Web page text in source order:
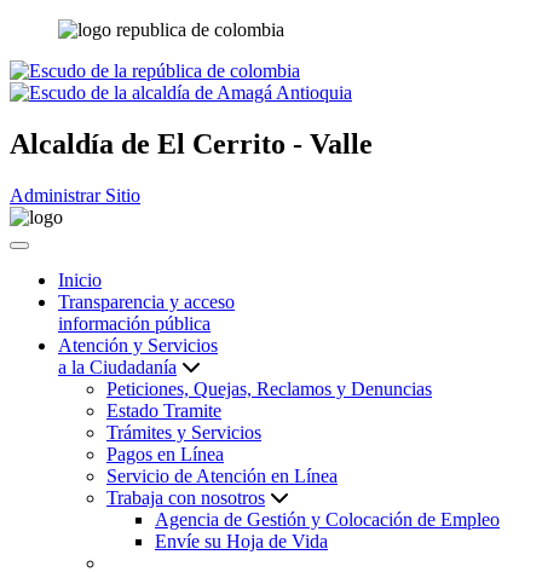
Alcaldía de El Cerrito - Valle
Administrar Sitio
Inicio
Transparencia y acceso
información pública
Atención y Servicios
a la Ciudadanía
Peticiones, Quejas, Reclamos y Denuncias
Estado Tramite
Trámites y Servicios
Pagos en Línea
Servicio de Atención en Línea
Trabaja con nosotros
Agencia de Gestión y Colocación de Empleo
Envíe su Hoja de Vida